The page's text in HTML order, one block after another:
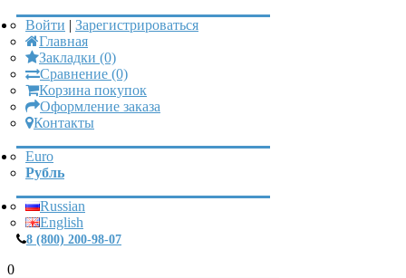
Войти | Зарегистрироваться
Главная
Закладки (0)
Сравнение (0)
Корзина покупок
Оформление заказа
Контакты
Euro
Рубль
Russian
English
8 (800) 200-98-07
0